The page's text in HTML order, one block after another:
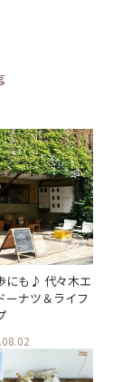
にも♪ 代々木エ
ーナツ＆ライフ